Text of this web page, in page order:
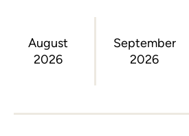
August
2026
September
2026